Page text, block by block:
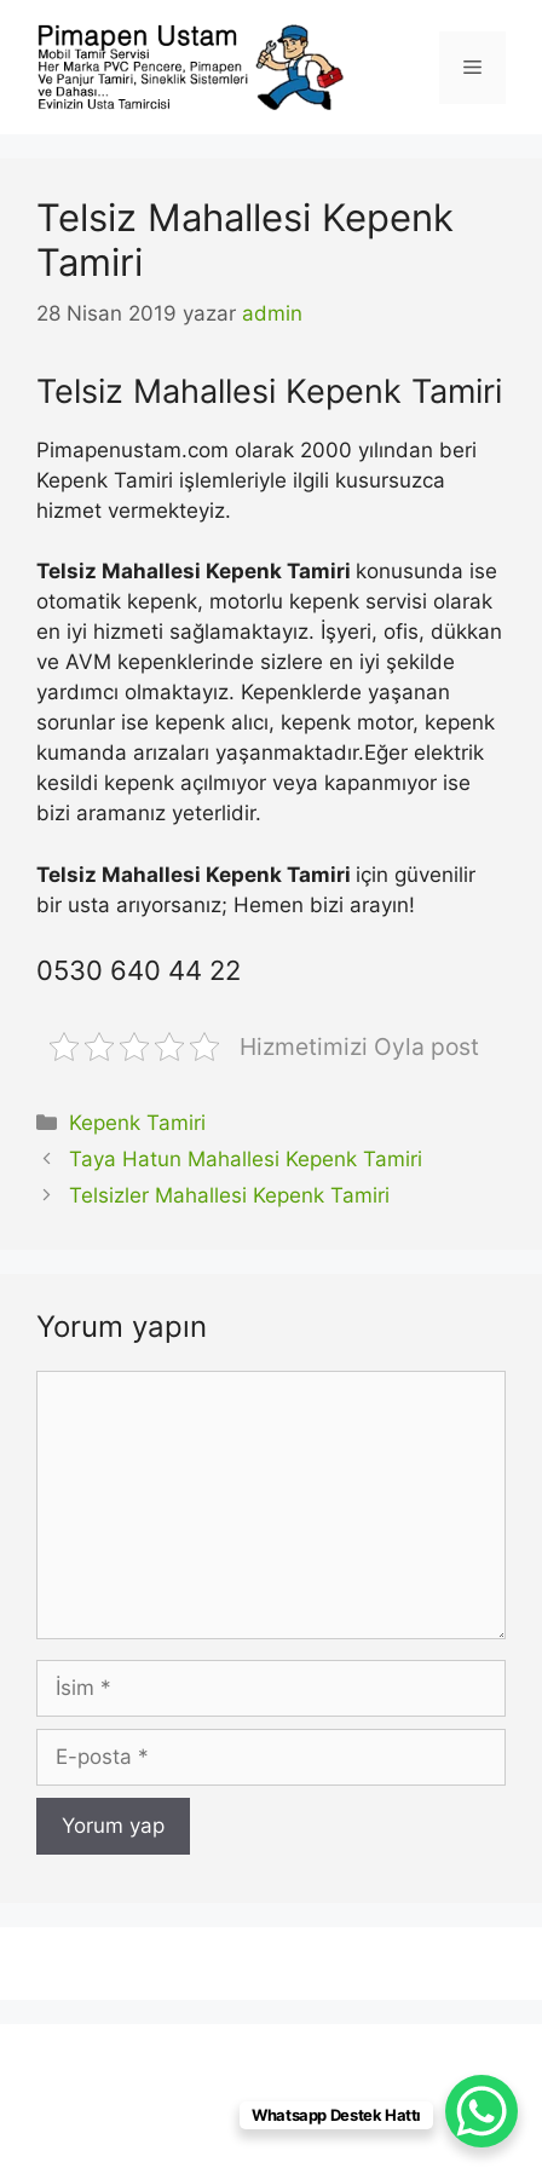
Menü
Telsiz Mahallesi Kepenk
Tamiri
28 Nisan 2019 yazar admin
Telsiz Mahallesi Kepenk Tamiri
Pimapenustam.com olarak 2000 yılından beri
Kepenk Tamiri işlemleriyle ilgili kusursuzca
hizmet vermekteyiz.
Telsiz Mahallesi Kepenk Tamiri konusunda ise
otomatik kepenk, motorlu kepenk servisi olarak
en iyi hizmeti sağlamaktayız. İşyeri, ofis, dükkan
ve AVM kepenklerinde sizlere en iyi şekilde
yardımcı olmaktayız. Kepenklerde yaşanan
sorunlar ise kepenk alıcı, kepenk motor, kepenk
kumanda arızaları yaşanmaktadır.Eğer elektrik
kesildi kepenk açılmıyor veya kapanmıyor ise
bizi aramanız yeterlidir.
Telsiz Mahallesi Kepenk Tamiri için güvenilir
bir usta arıyorsanız; Hemen bizi arayın!
0530 640 44 22
Hizmetimizi Oyla post
Kategoriler
Kepenk Tamiri
Taya Hatun Mahallesi Kepenk Tamiri
Telsizler Mahallesi Kepenk Tamiri
Yorum yapın
İsim
posta
Whatsapp Destek Hattı